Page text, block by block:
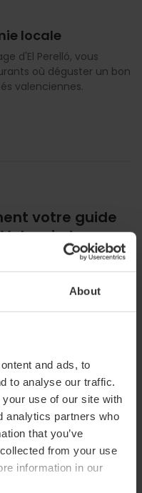
About
and ads, to
to analyse our traffic.
use of our site with
analytics partners who
that you’ve
from your use
information in our
locale
d'El Perelló, vous
où déguster un bon
valenciennes.
votre guide
!
vacances de soleil et
avons conçu un